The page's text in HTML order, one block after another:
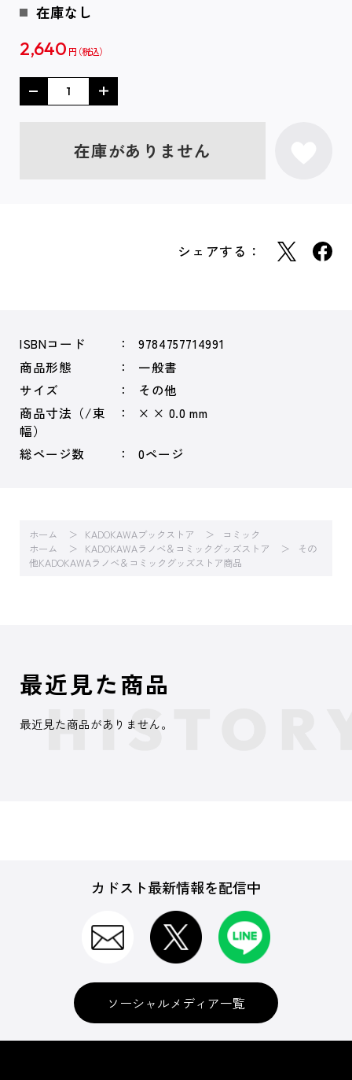
在庫なし
2,640 円
在庫がありません
シェアする：
ISBNコード
9784757714991
商品形態
一般書
サイズ
その他
商品寸法（/束
幅）
× × 0.0 mm
総ページ数 0ページ
ホーム KADOKAWAブックストア
コミック
ホーム
KADOKAWAラノベ＆コミックグッズストア
その
他KADOKAWAラノベ＆コミックグッズストア商品
最近見た商品
最近見た商品がありません。
カドスト最新情報を配信中
ソーシャルメディア一覧